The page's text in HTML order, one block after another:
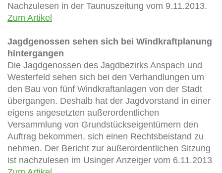
Nachzulesen in der Taunuszeitung vom 9.11.2013.
Zum Artikel
Jagdgenossen sehen sich bei Windkraftplanung
hintergangen
Die Jagdgenossen des Jagdbezirks Anspach und
Westerfeld sehen sich bei den Verhandlungen um
den Bau von fünf Windkraftanlagen von der Stadt
übergangen. Deshalb hat der Jagdvorstand in einer
eigens angesetzten außerordentlichen
Versammlung von Grundstückseigentümern den
Auftrag bekommen, sich einen Rechtsbeistand zu
nehmen. Der Bericht zur außerordentlichen Sitzung
ist nachzulesen im Usinger Anzeiger vom 6.11.2013